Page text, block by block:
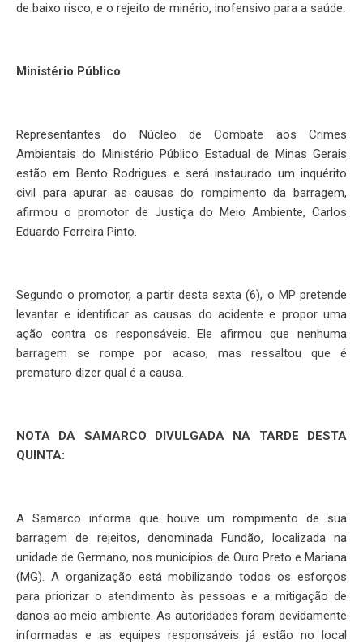
de baixo risco, e o rejeito de minério, inofensivo para a saúde.
Ministério Público
Representantes do Núcleo de Combate aos Crimes
Ambientais do Ministério Público Estadual de Minas Gerais
estão em Bento Rodrigues e será instaurado um inquérito
civil para apurar as causas do rompimento da barragem,
afirmou o promotor de Justiça do Meio Ambiente, Carlos
Eduardo Ferreira Pinto.
Segundo o promotor, a partir desta sexta (6), o MP pretende
levantar e identificar as causas do acidente e propor uma
ação contra os responsáveis. Ele afirmou que nenhuma
barragem se rompe por acaso, mas ressaltou que é
prematuro dizer qual é a causa.
NOTA DA SAMARCO DIVULGADA NA TARDE DESTA
QUINTA:
A Samarco informa que houve um rompimento de sua
barragem de rejeitos, denominada Fundão, localizada na
unidade de Germano, nos municípios de Ouro Preto e Mariana
(MG). A organização está mobilizando todos os esforços
para priorizar o atendimento às pessoas e a mitigação de
danos ao meio ambiente. As autoridades foram devidamente
informadas e as equipes responsáveis já estão no local